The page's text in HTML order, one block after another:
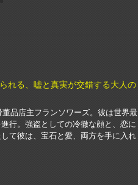
れる、嘘と真実が交錯する大人の
品店主フランソワーズ。彼は世界最
行。強盗としての冷徹な顔と、恋に
て彼は、宝石と愛、両方を手に入れ